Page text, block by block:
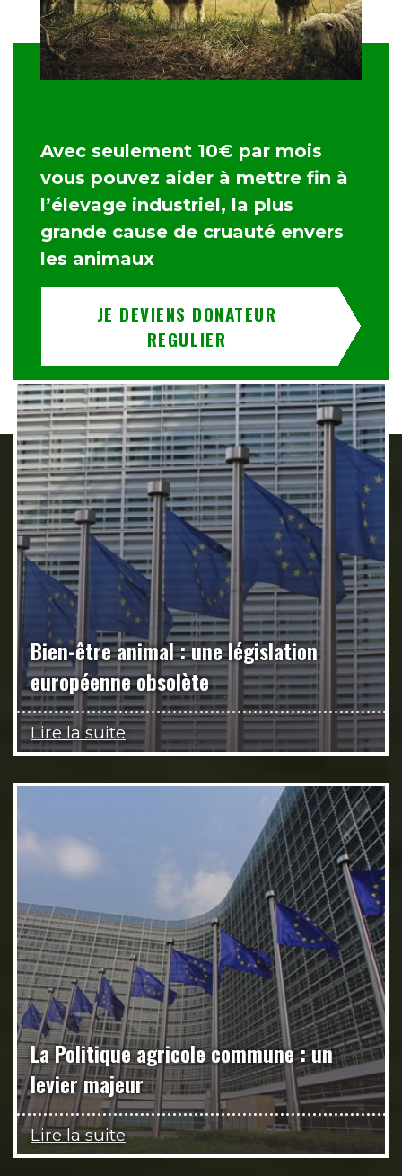
Avec seulement 10€ par mois
vous pouvez aider à mettre fin à
l’élevage industriel, la plus
grande cause de cruauté envers
les animaux
JE DEVIENS DONATEUR
REGULIER
Bien-être animal : une législation
européenne obsolète
Lire la suite
La Politique agricole commune : un
levier majeur
Lire la suite